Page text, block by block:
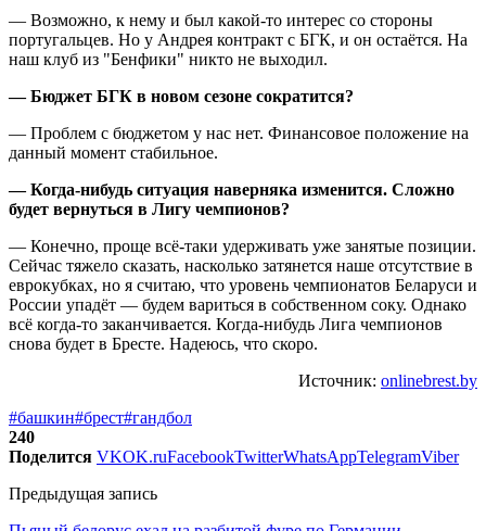
— Возможно, к нему и был какой-то интерес со стороны
португальцев. Но у Андрея контракт с БГК, и он остаётся. На
наш клуб из "Бенфики" никто не выходил.
— Бюджет БГК в новом сезоне сократится?
— Проблем с бюджетом у нас нет. Финансовое положение на
данный момент стабильное.
— Когда-нибудь ситуация наверняка изменится. Сложно
будет вернуться в Лигу чемпионов?
— Конечно, проще всё-таки удерживать уже занятые позиции.
Сейчас тяжело сказать, насколько затянется наше отсутствие в
еврокубках, но я считаю, что уровень чемпионатов Беларуси и
России упадёт — будем вариться в собственном соку. Однако
всё когда-то заканчивается. Когда-нибудь Лига чемпионов
снова будет в Бресте. Надеюсь, что скоро.
Источник: onlinebrest.by
#башкин#брест#гандбол
240
Поделится VKOK.ruFacebookTwitterWhatsAppTelegramViber
Предыдущая запись